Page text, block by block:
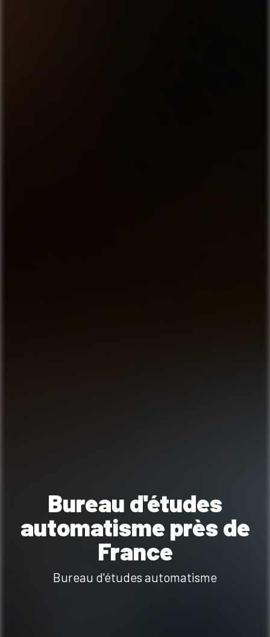
Bureau d'études
automatisme près de
France
Bureau d'études automatisme